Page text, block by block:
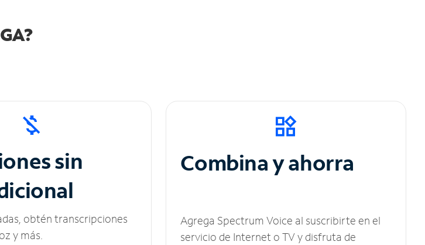
sin
obtén transcripciones
y más.
Combina y ahorra
Agrega Spectrum Voice al suscribirte en el
servicio de Internet o TV y disfruta de